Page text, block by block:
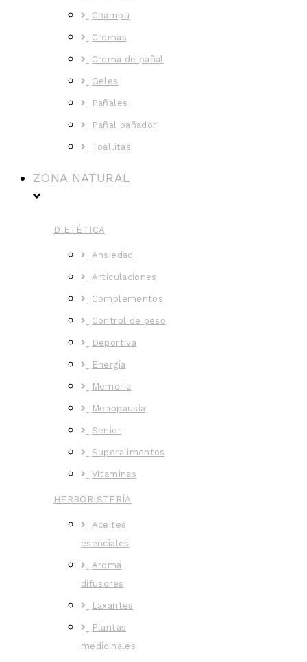
Champú
Cremas
Crema de pañal
Geles
Pañales
Pañal bañador
Toallitas
ZONA NATURAL
DIETÉTICA
Ansiedad
Articulaciones
Complementos
Control de peso
Deportiva
Energía
Memoria
Menopausia
Senior
Superalimentos
Vitaminas
HERBORISTERÍA
Aceites
esenciales
Aroma
difusores
Laxantes
Plantas
medicinales